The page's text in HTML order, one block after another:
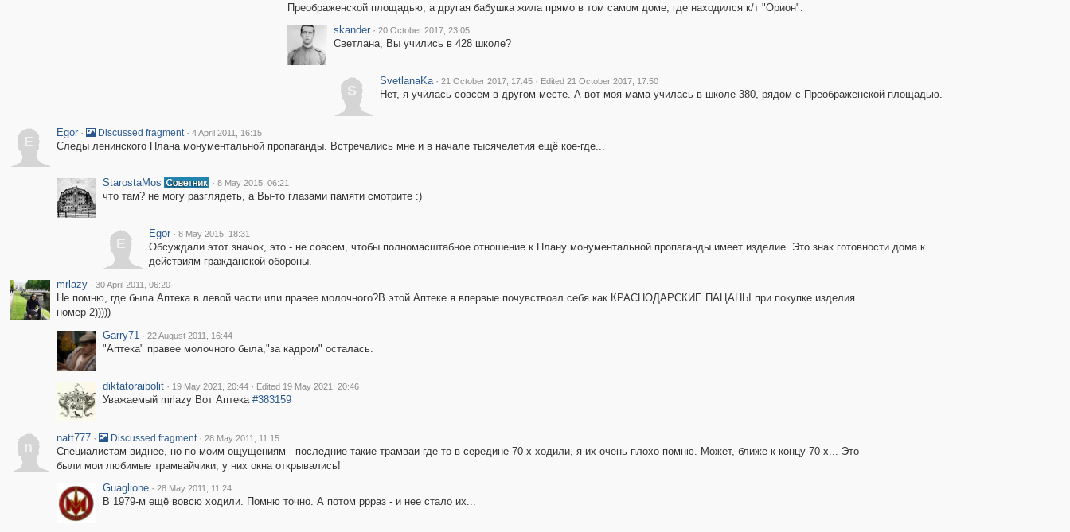
Преображенской площадью, а другая бабушка жила прямо в том самом доме, где находился к/т "Орион".
skander · 20 October 2017, 23:05
Светлана, Вы учились в 428 школе?
S
SvetlanaKa · 21 October 2017, 17:45 · Edited 21 October 2017, 17:50
Нет, я училась совсем в другом месте. А вот моя мама училась в школе 380, рядом с Преображенской площадью.
E
Egor · Discussed fragment · 4 April 2011, 16:15
Следы ленинского Плана монументальной пропаганды. Встречались мне и в начале тысячелетия ещё кое-где...
StarostaMos · 8 May 2015, 06:21
что там? не могу разглядеть, а Вы-то глазами памяти смотрите :)
E
Egor · 8 May 2015, 18:31
Обсуждали этот значок, это - не совсем, чтобы полномасштабное отношение к Плану монументальной пропаганды имеет изделие. Это знак готовности дома к
действиям гражданской обороны.
mrlazy · 30 April 2011, 06:20
Не помню, где была Аптека в левой части или правее молочного?В этой Аптеке я впервые почувствоал себя как КРАСНОДАРСКИЕ ПАЦАНЫ при покупке изделия
номер 2)))))
Garry71 · 22 August 2011, 16:44
"Аптека" правее молочного была,"за кадром" осталась.
diktatoraibolit · 19 May 2021, 20:44 · Edited 19 May 2021, 20:46
Уважаемый mrlazy Вот Аптека #383159
n
natt777 · Discussed fragment · 28 May 2011, 11:15
Специалистам виднее, но по моим ощущениям - последние такие трамваи где-то в середине 70-х ходили, я их очень плохо помню. Может, ближе к концу 70-х... Это
были мои любимые трамвайчики, у них окна открывались!
Guaglione · 28 May 2011, 11:24
В 1979-м ещё вовсю ходили. Помню точно. А потом ррраз - и нее стало их...